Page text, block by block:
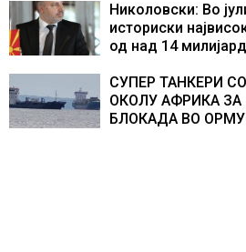
центри за
Николовски: Во
историски
од над 14
резултати
СУПЕР ТАНКЕРИ
ОКОЛУ АФРИКА ЗА
БЛОКАДА ВО